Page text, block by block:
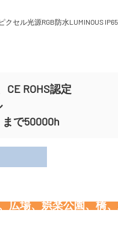
ROHS認定
で50000h
広場、娯楽公園、橋